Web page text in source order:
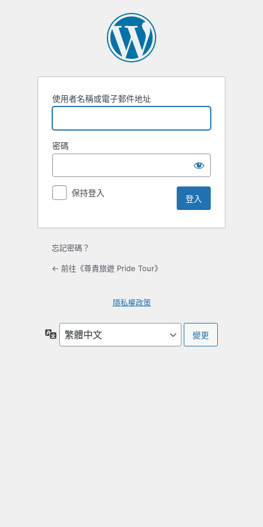
使用者名稱或電子郵件地址
密碼
保持登入
忘記密碼？
← 前往《尊貴旅遊 Pride Tour》
隱私權政策
言